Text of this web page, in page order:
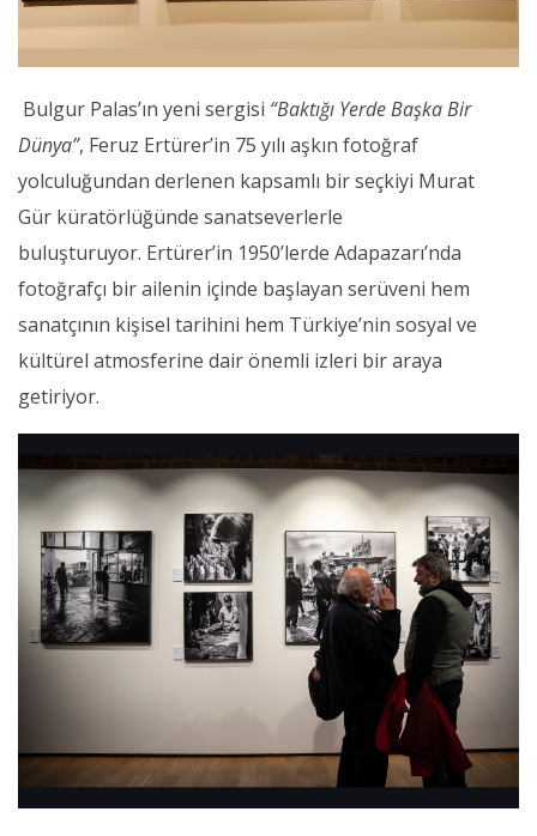
Bulgur Palas’ın yeni sergisi “Baktığı Yerde Başka Bir
Dünya”, Feruz Ertürer’in 75 yılı aşkın fotoğraf
yolculuğundan derlenen kapsamlı bir seçkiyi Murat
Gür küratörlüğünde sanatseverlerle
buluşturuyor. Ertürer’in 1950’lerde Adapazarı’nda
fotoğrafçı bir ailenin içinde başlayan serüveni hem
sanatçının kişisel tarihini hem Türkiye’nin sosyal ve
kültürel atmosferine dair önemli izleri bir araya
getiriyor.